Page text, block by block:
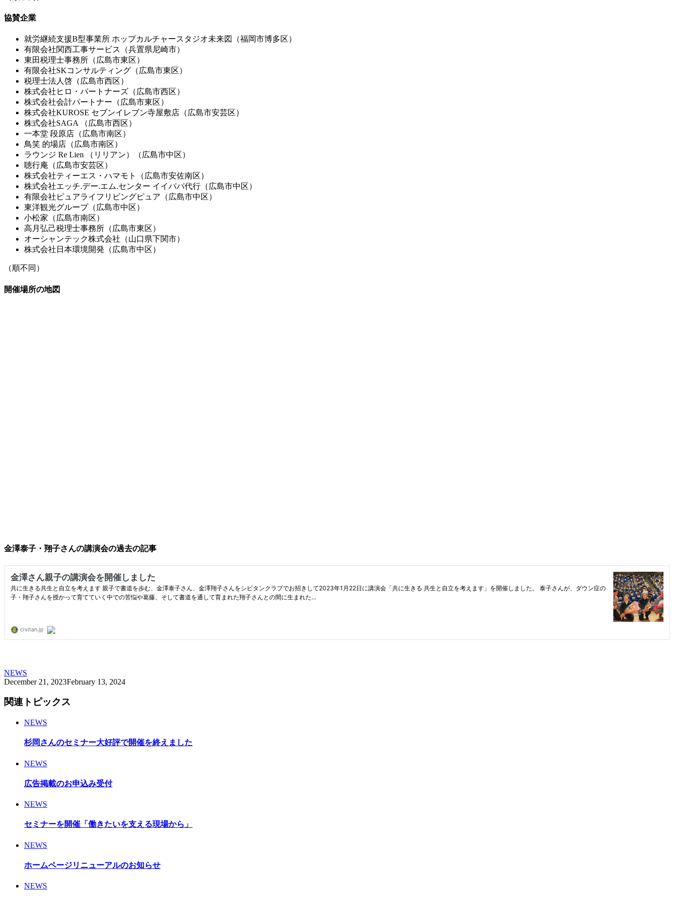
協賛企業
就労継続支援B型事業所 ホップカルチャースタジオ未来図（福岡市博多区）
有限会社関西工事サービス（兵置県尼崎市）
東田税理士事務所（広島市東区）
有限会社SKコンサルティング（広島市東区）
税理士法人啓（広島市西区）
株式会社ヒロ・パートナーズ（広島市西区）
株式会社会計パートナー（広島市東区）
株式会社KUROSE セブンイレブン寺屋敷店（広島市安芸区）
株式会社SAGA （広島市西区）
一本堂 段原店（広島市南区）
鳥笑 的場店（広島市南区）
ラウンジ Re Lien （リリアン）（広島市中区）
聴行庵（広島市安芸区）
株式会社ティーエス・ハマモト（広島市安佐南区）
株式会社エッチ.デー.エム.センター イイパパ代行（広島市中区）
有限会社ピュアライフリビングピュア（広島市中区）
東洋観光グループ（広島市中区）
小松家（広島市南区）
高月弘己税理士事務所（広島市東区）
オーシャンテック株式会社（山口県下関市）
株式会社日本環境開発（広島市中区）
（順不同）
開催場所の地図
金澤泰子・翔子さんの講演会の過去の記事
NEWS
December 21 , 2023February 13, 2024
関連トピックス
NEWS
杉岡さんのセミナー大好評で開催を終えました
NEWS
広告掲載のお申込み受付
NEWS
セミナーを開催「働きたいを支える現場から」
NEWS
ホームページリニューアルのお知らせ
NEWS